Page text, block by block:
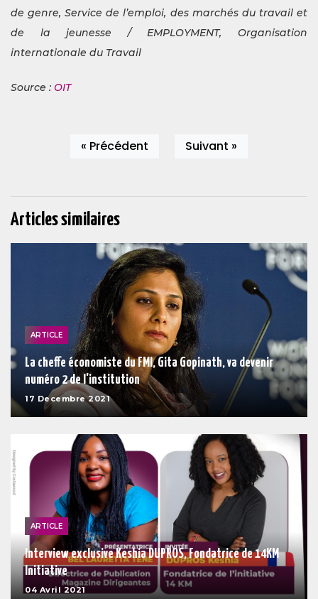
de genre, Service de l’emploi, des marchés du travail et
de la jeunesse / EMPLOYMENT, Organisation
internationale du Travail
Source : OIT
« Précédent Suivant »
Articles similaires
ARTICLE
La cheffe économiste du FMI, Gita Gopinath, va devenir
numéro 2 de l'institution
17 Decembre 2021
ARTICLE
Interview exclusive Keshia DUPROS, Fondatrice de 14KM
Initiative
04 Avril 2021